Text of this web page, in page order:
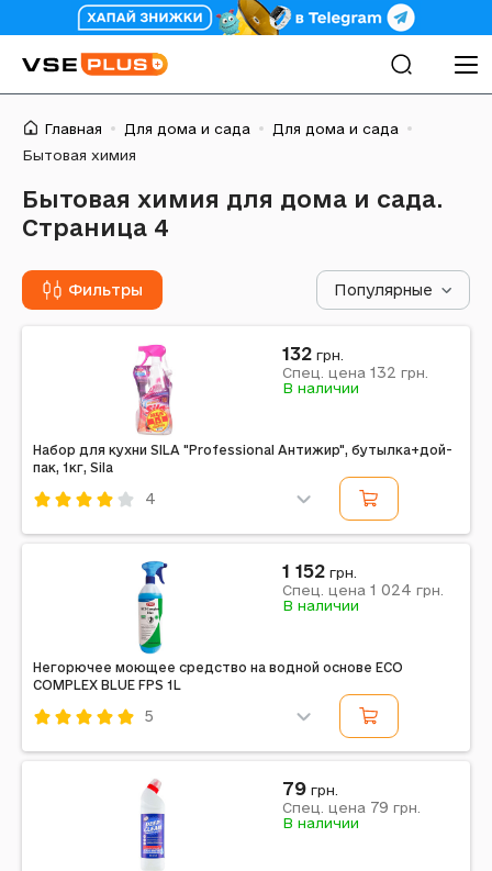
Главная Для дома и сада
Для дома и сада
Бытовая химия
Бытовая химия для дома и сада.
Страница 4
Фильтры Популярные
Набор для кухни SILA "Professional Антижир", бутылка+дой-
пак, 1кг, Sila
4
Примечание: Страна производитель: Украина
132 грн.
Спец. цена 132 грн.
В наличии
Негорючее моющее средство на водной основе ECO
COMPLEX BLUE FPS 1L
5
Примечание: Описание: Невозгораемый медленно
сохнущий очиститель на водной основе для
удаления сильных загрязнений в цехах пищевого
производства....
1 152 грн.
Спец. цена 1 024 грн.
В наличии
79 грн.
Спец. цена 79 грн.
В наличии